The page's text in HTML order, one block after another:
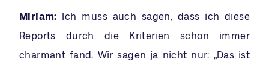
Miriam: Ich muss auch sagen, dass ich diese
Reports durch die Kriterien schon immer
charmant fand. Wir sagen ja nicht nur: „Das ist